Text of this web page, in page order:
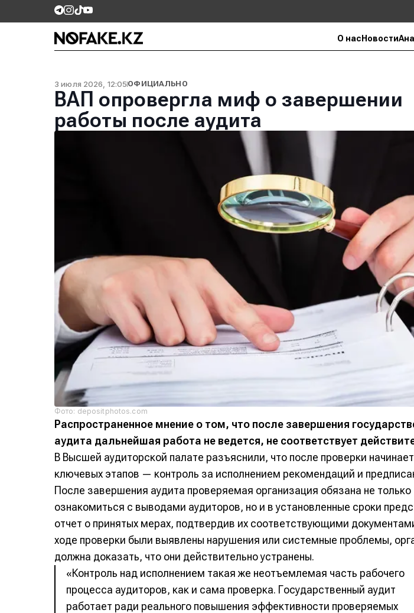
О нас Новости
3 июля 2026, 12:05ОФИЦИАЛЬНО
ВАП опровергла миф о завершении
работы после аудита
Фото: depositphotos.com
Распространенное мнение о том, что после завершения
аудита дальнейшая работа не ведется, не соответствует
В Высшей аудиторской палате разъяснили, что после проверки
ключевых этапов — контроль за исполнением рекомендаций и
После завершения аудита проверяемая организация обязана не только
ознакомиться с выводами аудиторов, но и в установленные сроки
отчет о принятых мерах, подтвердив их соответствующими
ходе проверки были выявлены нарушения или системные проблемы,
должна доказать, что они действительно устранены.
«Контроль над исполнением такая же неотъемлемая часть рабочего
процесса аудиторов, как и сама проверка. Государственный аудит
работает ради реального повышения эффективности проверяемых